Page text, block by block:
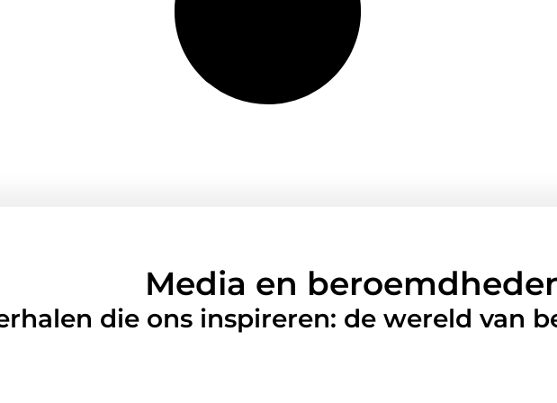
Media en
die ons inspireren: de wereld van